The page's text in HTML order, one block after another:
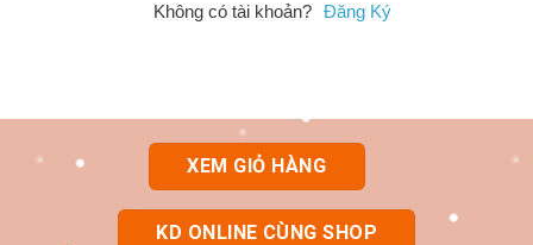
Không có tài khoản? Đăng Ký
XEM GIỎ HÀNG
KD ONLINE CÙNG SHOP